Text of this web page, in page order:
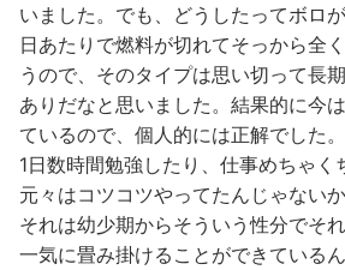
いました。でも、どうしたってボロ
日あたりで燃料が切れてそっから全
うので、そのタイプは思い切って長
ありだなと思いました。結果的に今
ているので、個人的には正解でした
1日数時間勉強したり、仕事めちゃく
元々はコツコツやってたんじゃない
それは幼少期からそういう性分でそ
一気に畳み掛けることができている